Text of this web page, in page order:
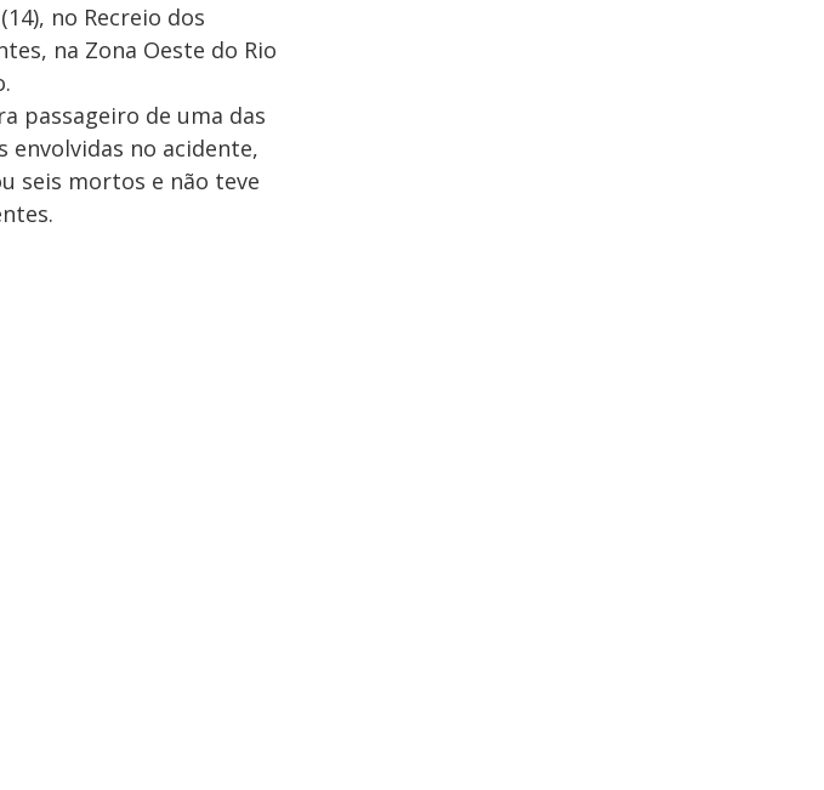
no Recreio dos
na Zona Oeste do Rio
passageiro de uma das
envolvidas no acidente,
seis mortos e não teve